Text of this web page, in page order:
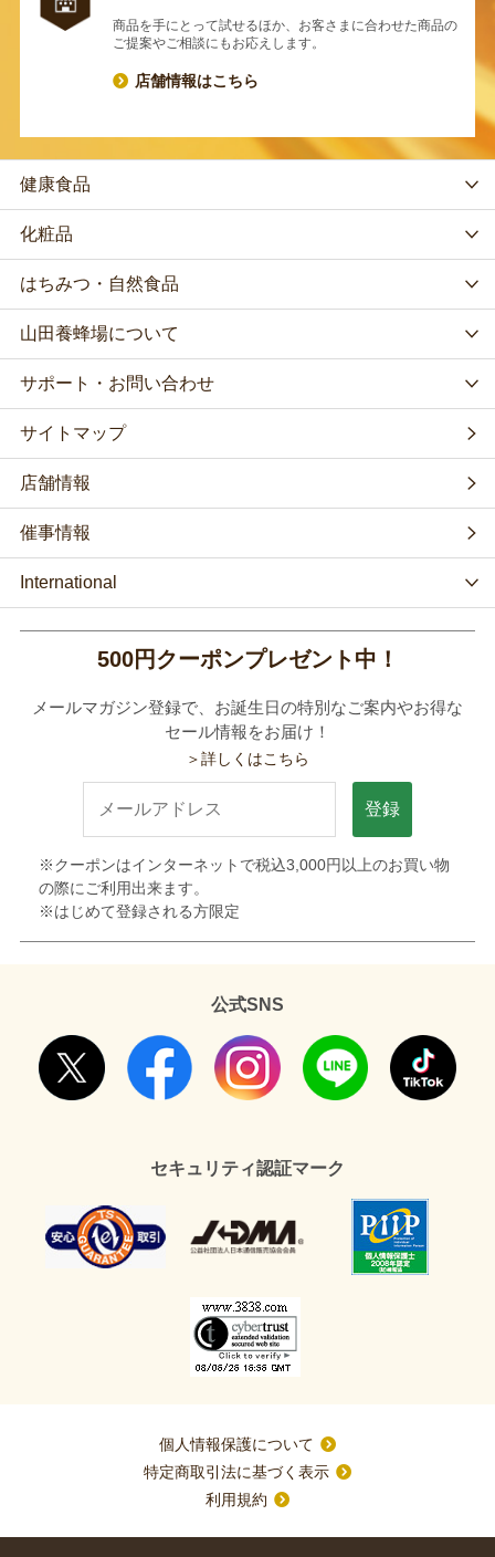
商品を手にとって試せるほか、お客さまに合わせた商品の
ご提案やご相談にもお応えします。
店舗情報はこちら
健康食品
化粧品
はちみつ・自然食品
山田養蜂場について
サポート・お問い合わせ
サイトマップ
店舗情報
催事情報
International
500円クーポンプレゼント中！
メールマガジン登録で、お誕生日の特別なご案内やお得な
セール情報をお届け！
＞詳しくはこちら
登録
※クーポンはインターネットで税込3,000円以上のお買い物
の際にご利用出来ます。
※はじめて登録される方限定
公式SNS
セキュリティ認証マーク
個人情報保護について
特定商取引法に基づく表示
利用規約